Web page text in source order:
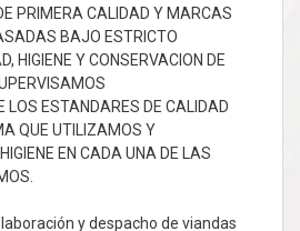
PRIMERA CALIDAD Y MARCAS
BAJO ESTRICTO
HIGIENE Y CONSERVACION DE
LOS ESTANDARES DE CALIDAD
QUE UTILIZAMOS Y
EN CADA UNA DE LAS
y despacho de viandas